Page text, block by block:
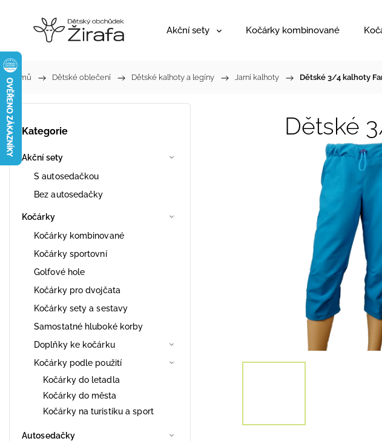
Akční sety Kočárky kombinované
Domů / Dětské oblečení / Dětské kalhoty a legíny / Jarní kalhoty / Dětské 3/4 kalhoty
Kategorie
Akční sety
S autosedačkou
Bez autosedačky
Kočárky
Kočárky kombinované
Kočárky sportovní
Golfové hole
Kočárky pro dvojčata
Kočárky sety a sestavy
Samostatné hluboké korby
Doplňky ke kočárku
Kočárky podle použití
Kočárky do letadla
Kočárky do města
Kočárky na turistiku a sport
Autosedačky
Dětské